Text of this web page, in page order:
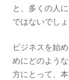
と、多くの人
ではないでしょ
ビジネスを始
めにどのよう
方にとって、